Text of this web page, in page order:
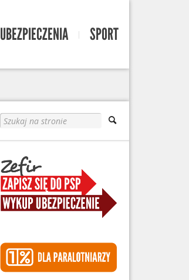
UBEZPIECZENIA SPORT